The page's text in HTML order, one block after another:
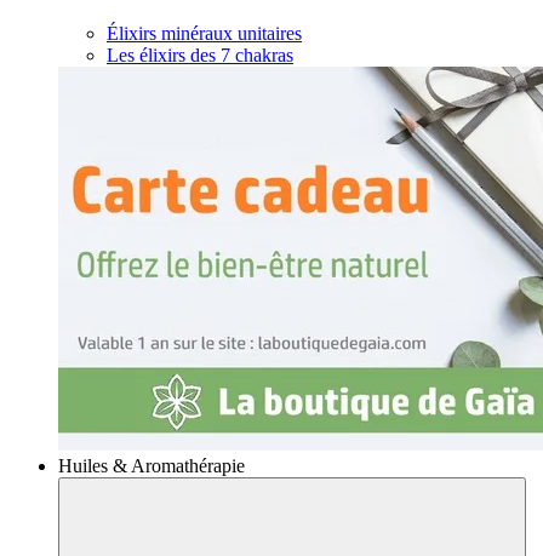
Élixirs minéraux unitaires
Les élixirs des 7 chakras
Huiles & Aromathérapie